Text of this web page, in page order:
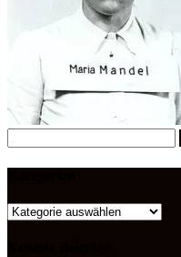
nach:
Kategorien